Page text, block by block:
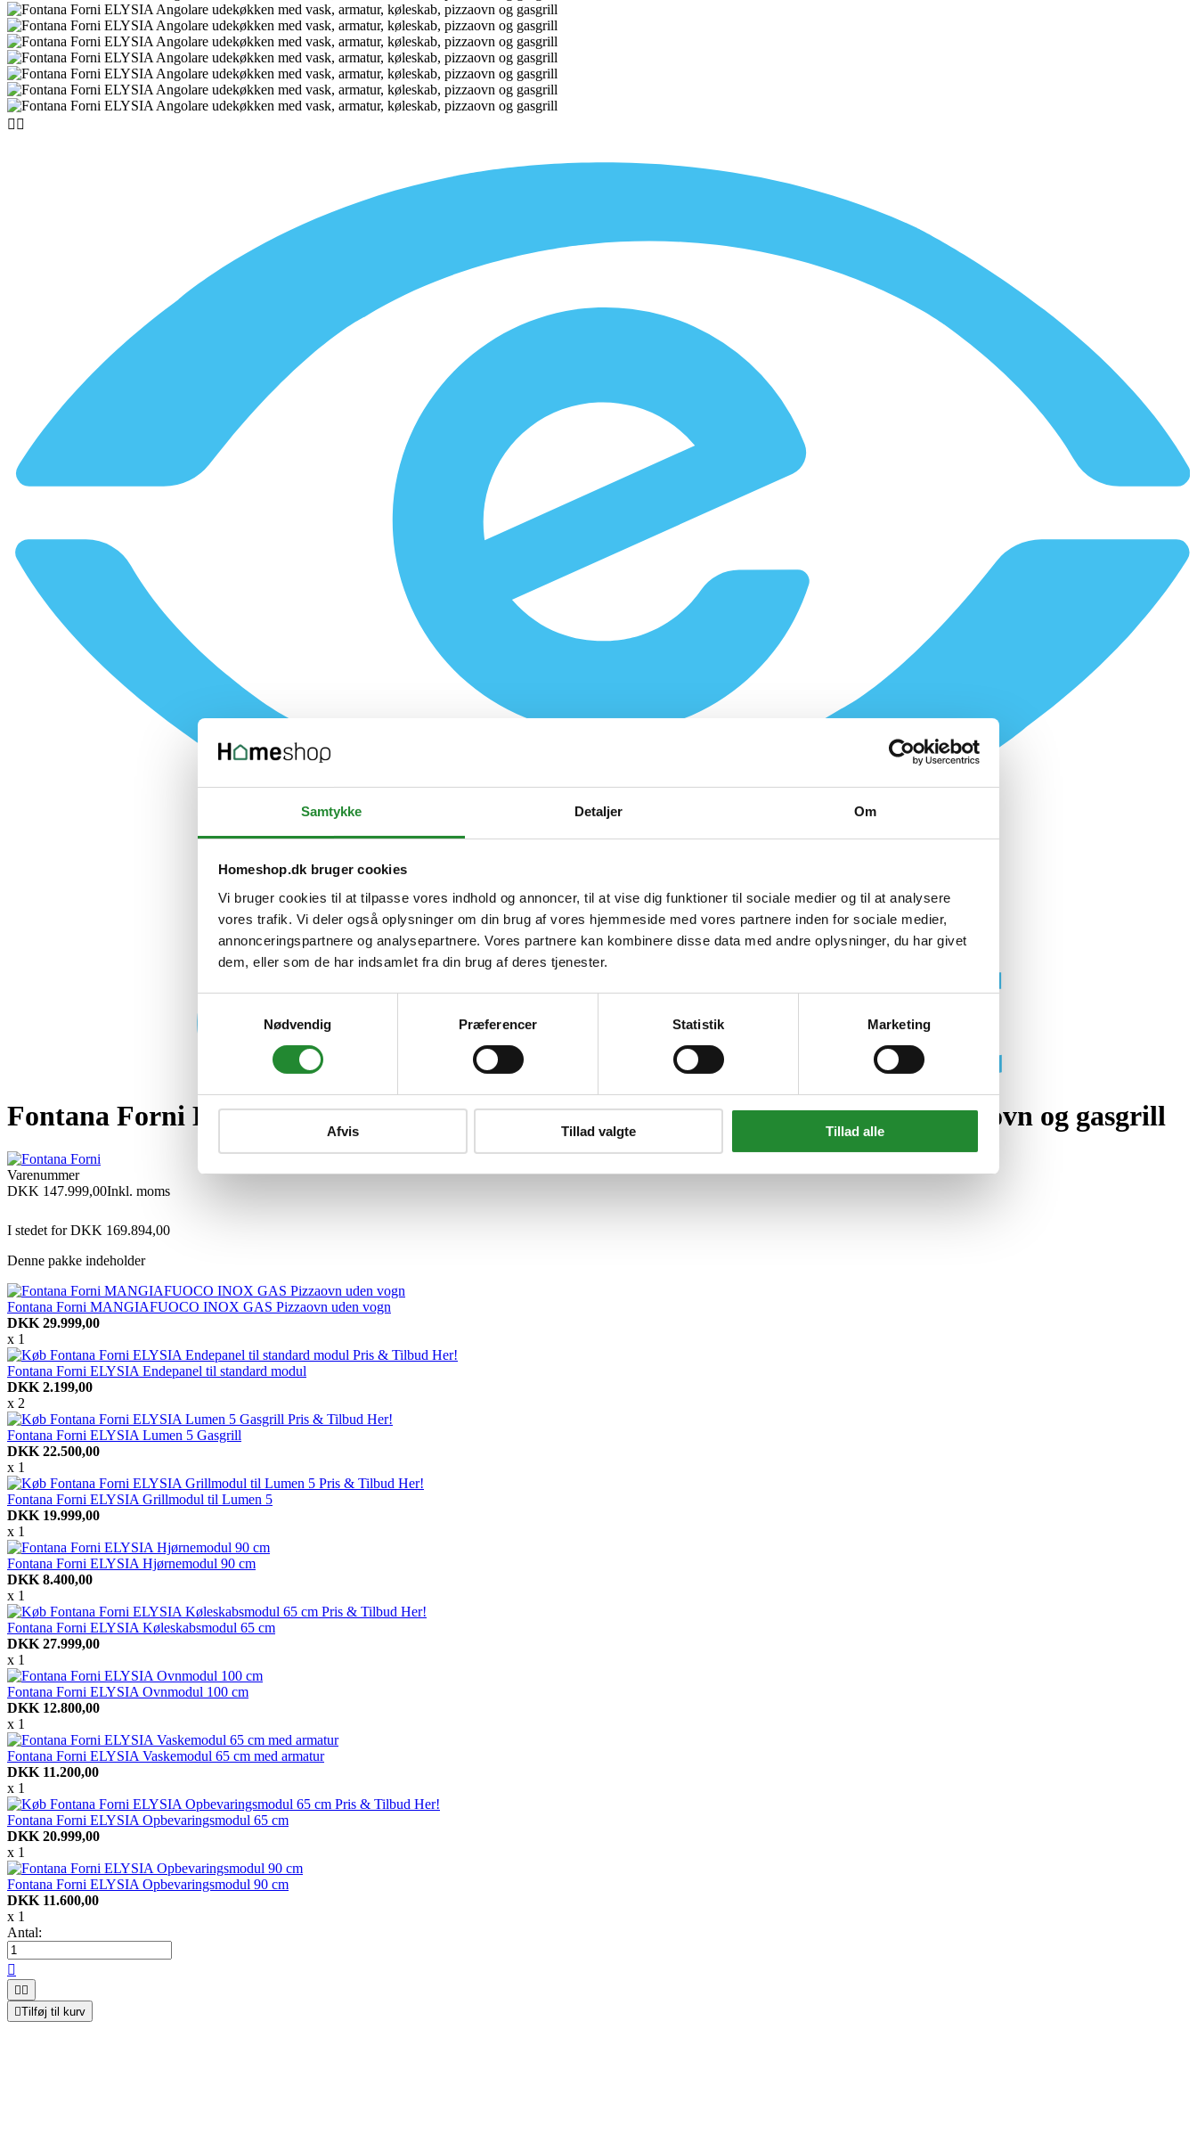
Samtykke Detaljer Om
Homeshop.dk bruger cookies
Vi bruger cookies til at tilpasse vores indhold og annoncer, til at vise dig funktioner til sociale medier og til at analysere
vores trafik. Vi deler også oplysninger om din brug af vores hjemmeside med vores partnere inden for sociale medier,
annonceringspartnere og analysepartnere. Vores partnere kan kombinere disse data med andre oplysninger, du har givet
dem, eller som de har indsamlet fra din brug af deres tjenester.
Nødvendig
Præferencer Statistik Marketing
Afvis Tillad valgte Tillad alle
 
Fontana Forni ELYSIA Angolare udekøkken med vask, armatur, køleskab, pizzaovn og gasgrill
Varenummer
DKK 147.999,00Inkl. moms
I stedet for DKK 169.894,00
Denne pakke indeholder
Fontana Forni MANGIAFUOCO INOX GAS Pizzaovn uden vogn
DKK 29.999,00
x 1
Fontana Forni ELYSIA Endepanel til standard modul
DKK 2.199,00
x 2
Fontana Forni ELYSIA Lumen 5 Gasgrill
DKK 22.500,00
x 1
Fontana Forni ELYSIA Grillmodul til Lumen 5
DKK 19.999,00
x 1
Fontana Forni ELYSIA Hjørnemodul 90 cm
DKK 8.400,00
x 1
Fontana Forni ELYSIA Køleskabsmodul 65 cm
DKK 27.999,00
x 1
Fontana Forni ELYSIA Ovnmodul 100 cm
DKK 12.800,00
x 1
Fontana Forni ELYSIA Vaskemodul 65 cm med armatur
DKK 11.200,00
x 1
Fontana Forni ELYSIA Opbevaringsmodul 65 cm
DKK 20.999,00
x 1
Fontana Forni ELYSIA Opbevaringsmodul 90 cm
DKK 11.600,00
x 1
Antal:

 
Tilføj til kurv